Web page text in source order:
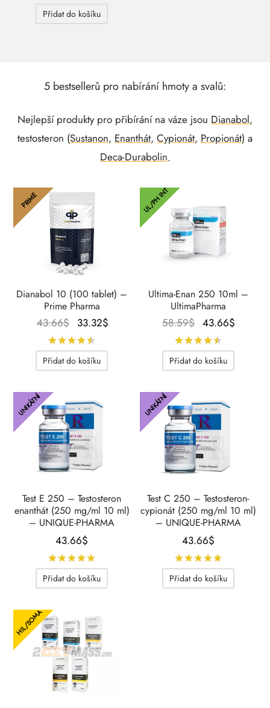
35.62$.
Přidat do košíku
5 bestsellerů pro nabírání hmoty a svalů:
Nejlepší produkty pro přibírání na váze jsou Dianabol,
testosteron (Sustanon, Enanthát, Cypionát, Propionát) a
Deca-Durabolin.
PRIME
Dianabol 10 (100 tablet) –
Prime Pharma
43.66$ Původní
cena
byla:
43.66$.
33.32$
Přidat do košíku
UL/PH INT
Ultima-Enan 250 10ml –
UltimaPharma
58.59$ Původní
cena
byla:
58.59$.
43.66$
Přidat do košíku
UNIKÁTNÍ
Test E 250 – Testosteron
enanthát (250 mg/ml 10 ml)
– UNIQUE-PHARMA
43.66$
Přidat do košíku
UNIKÁTNÍ
Test C 250 – Testosteron-
cypionát (250 mg/ml 10 ml)
– UNIQUE-PHARMA
43.66$
Přidat do košíku
HIL/SOMA